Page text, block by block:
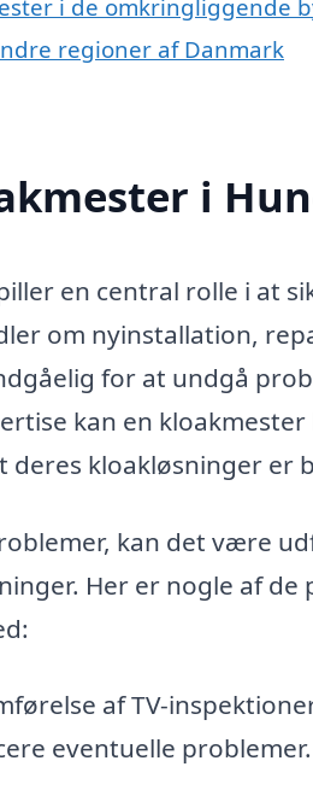
i de omkringliggende
regioner af Danmark
i
en central rolle i at
om nyinstallation,
for at undgå
kan en
deres kloakløsninger
kan det være
Her er nogle af
af TV-
eventuelle problemer.